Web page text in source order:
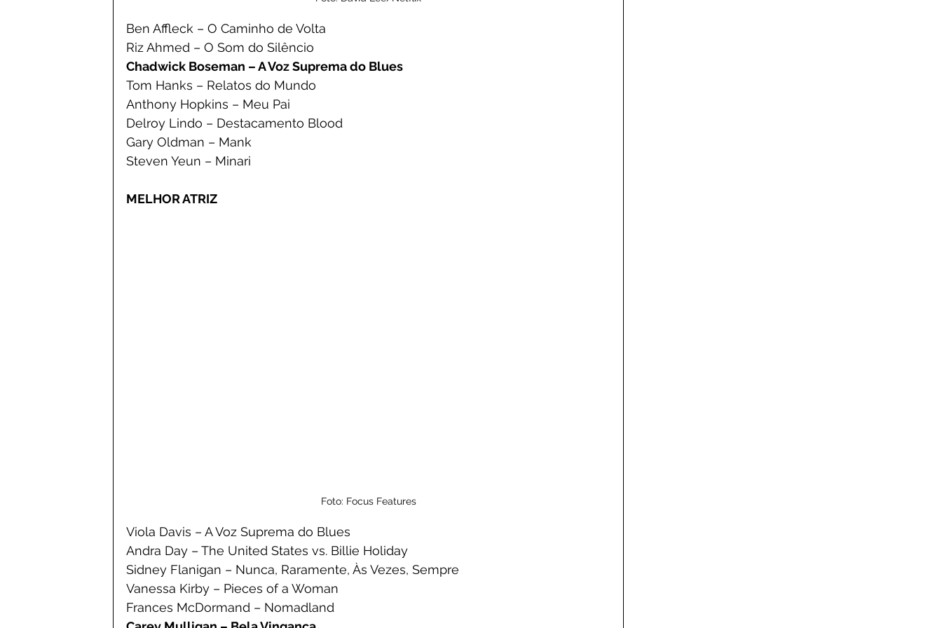
Ben Affleck – O Caminho de Volta
Riz Ahmed – O Som do Silêncio
Chadwick Boseman – A Voz Suprema do Blues
Tom Hanks – Relatos do Mundo
Anthony Hopkins – Meu Pai
Delroy Lindo – Destacamento Blood
Gary Oldman – Mank
Steven Yeun – Minari
MELHOR ATRIZ
Foto: Focus Features
Viola Davis – A Voz Suprema do Blues
Andra Day – The United States vs. Billie Holiday
Sidney Flanigan – Nunca, Raramente, Às Vezes, Sempre
Vanessa Kirby – Pieces of a Woman
Frances McDormand – Nomadland